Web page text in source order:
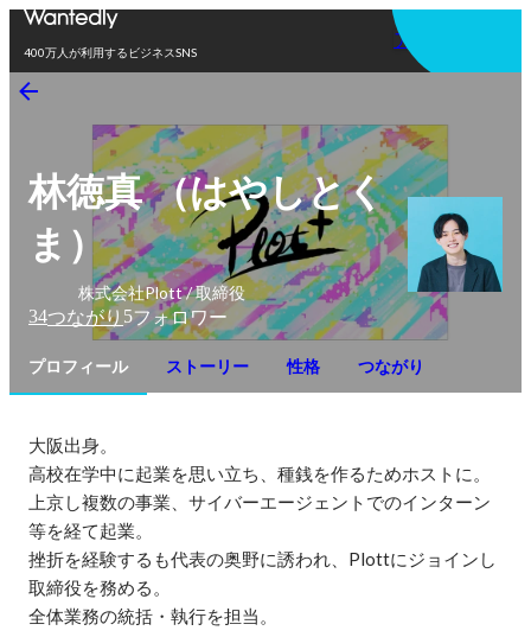
400万人が利用するビジネスSNS
アプリを使う
林徳真 （はやしとく
ま）
株式会社Plott / 取締役
34つながり 5フォロワー
プロフィール ストーリー 性格 つながり
大阪出身。
高校在学中に起業を思い立ち、種銭を作るためホストに。
上京し複数の事業、サイバーエージェントでのインターン
等を経て起業。
挫折を経験するも代表の奥野に誘われ、Plottにジョインし
取締役を務める。
全体業務の統括・執行を担当。